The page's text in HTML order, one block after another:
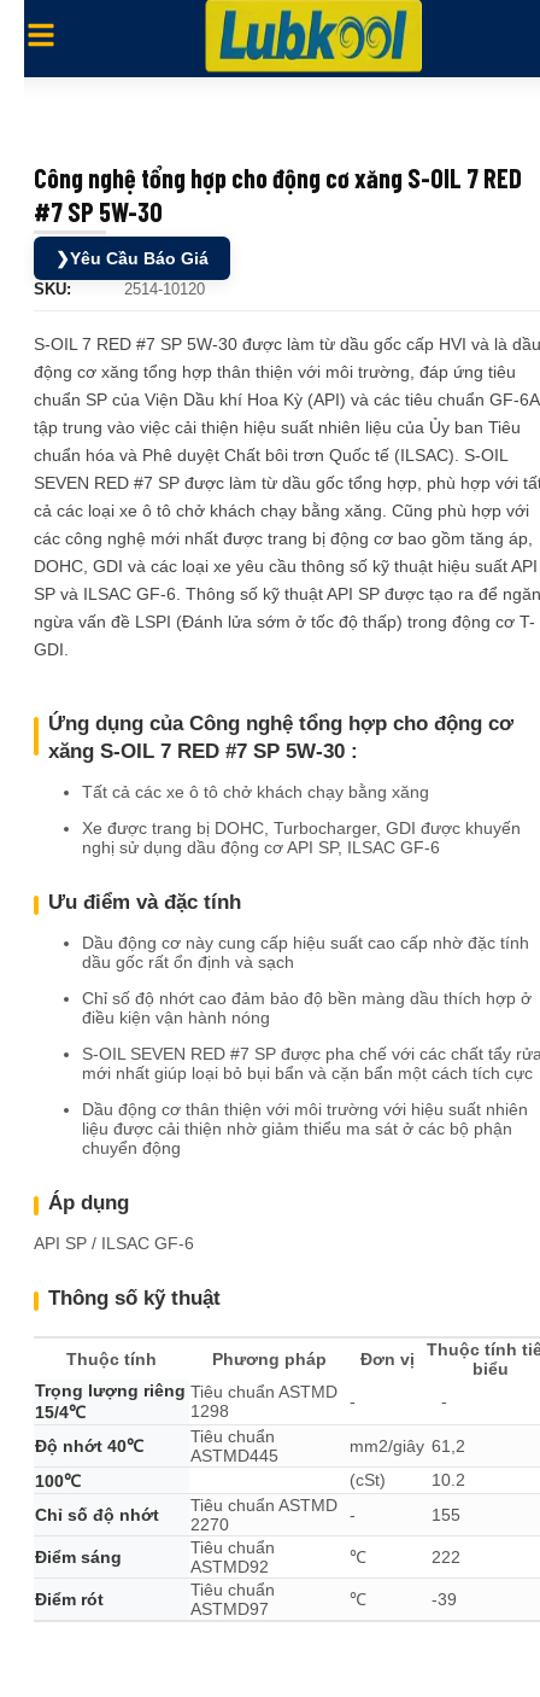
Công nghệ tổng hợp cho động cơ xăng S-OIL 7 RED
#7 SP 5W-30
❯Yêu Cầu Báo Giá
SKU: 2514-10120
S-OIL 7 RED #7 SP 5W-30 được làm từ dầu gốc cấp HVI và là dầu
động cơ xăng tổng hợp thân thiện với môi trường, đáp ứng tiêu
chuẩn SP của Viện Dầu khí Hoa Kỳ (API) và các tiêu chuẩn GF-6A
tập trung vào việc cải thiện hiệu suất nhiên liệu của Ủy ban Tiêu
chuẩn hóa và Phê duyệt Chất bôi trơn Quốc tế (ILSAC). S-OIL
SEVEN RED #7 SP được làm từ dầu gốc tổng hợp, phù hợp với
cả các loại xe ô tô chở khách chạy bằng xăng. Cũng phù hợp với
các công nghệ mới nhất được trang bị động cơ bao gồm tăng áp,
DOHC, GDI và các loại xe yêu cầu thông số kỹ thuật hiệu suất API
SP và ILSAC GF-6. Thông số kỹ thuật API SP được tạo ra để ngăn
ngừa vấn đề LSPI (Đánh lửa sớm ở tốc độ thấp) trong động cơ T-
GDI.
Ứng dụng của Công nghệ tổng hợp cho động cơ
xăng S-OIL 7 RED #7 SP 5W-30 :
Tất cả các xe ô tô chở khách chạy bằng xăng
Xe được trang bị DOHC, Turbocharger, GDI được khuyến
nghị sử dụng dầu động cơ API SP, ILSAC GF-6
Ưu điểm và đặc tính
Dầu động cơ này cung cấp hiệu suất cao cấp nhờ đặc tính
dầu gốc rất ổn định và sạch
Chỉ số độ nhớt cao đảm bảo độ bền màng dầu thích hợp ở
điều kiện vận hành nóng
S-OIL SEVEN RED #7 SP được pha chế với các chất tẩy
mới nhất giúp loại bỏ bụi bẩn và cặn bẩn một cách tích cực
Dầu động cơ thân thiện với môi trường với hiệu suất nhiên
liệu được cải thiện nhờ giảm thiểu ma sát ở các bộ phận
chuyển động
Áp dụng
API SP / ILSAC GF-6
Thông số kỹ thuật
Thuộc tính Phương pháp Đơn vị
Thuộc tính
biểu
Trọng lượng riêng
15/4℃
Tiêu chuẩn ASTMD
1298
- -
Độ nhớt 40℃
Tiêu chuẩn
ASTMD445
mm2/giây 61,2
100℃
(cSt)
10.2
Chỉ số độ nhớt
Tiêu chuẩn ASTMD
2270
- 155
Điểm sáng
Tiêu chuẩn
ASTMD92
℃ 222
Điểm rót
Tiêu chuẩn
ASTMD97
℃ -39